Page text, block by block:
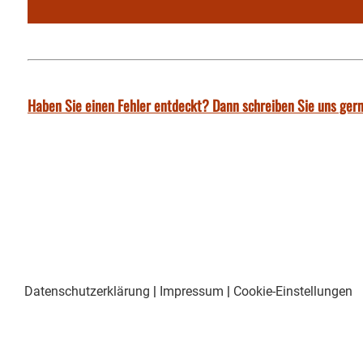
Haben Sie einen Fehler entdeckt? Dann schreiben Sie uns
Datenschutzerklärung | Impressum | Cookie-Einstellungen